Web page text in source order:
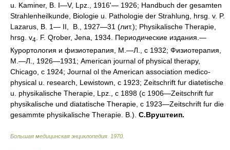
u. Kaminer, B. I—V, Lpz., 1916'— 1926; Handbuch der gesamten
Strahlenheilkunde, Biologie u. Pathologie der Strahlung, hrsg. v. P.
Lazarus, B. 1— II, В., 1927—31 (лит.); Physikalische Therapie,
hrsg. v4
. F. Qrober, Jena, 1934. Периодические издания.—
Курортология и физиотерапия, М.—Л., с 1932; Физиотерапия,
М.—Л., 1926—1931; American journal of physical therapy,
Chicago, с 1924; Journal ol the American association medico-
physical u. research, Lewistown, с 1923; Zeitschrift fur diatetische
u. physikalische Therapie, Lpz., с 1898 (с 1906—Zeitschrift fur
physikalische und diatatische Therapie, с 1923—Zeitschrift fur die
gesammte physikalische Therapie. В.). С.Вруштеип.
Большая медицинская энциклопедия 1970